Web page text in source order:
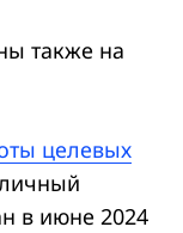
также на
целевых
в июне 2024